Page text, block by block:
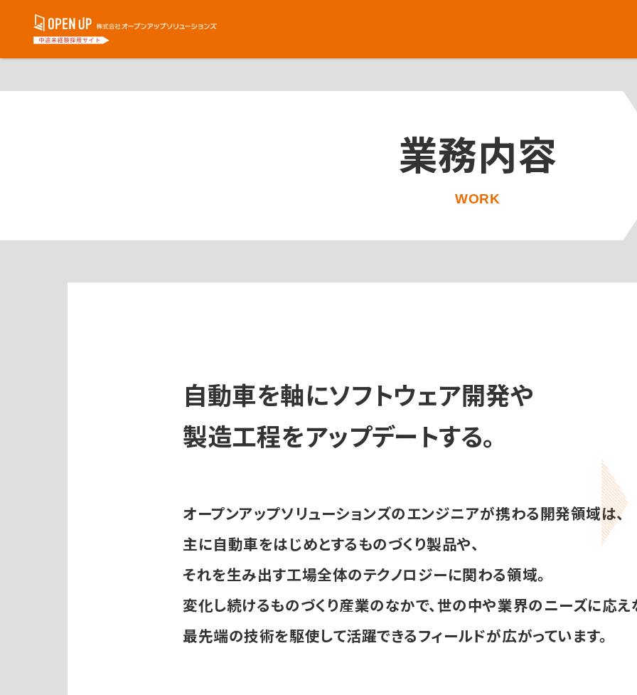
業務内容
WORK
自動車を軸にソフトウェア開発や
製造工程をアップデートする。
オープンアップソリューションズのエンジニアが携わる開発領域は、
主に自動車をはじめとするものづくり製品や、
それを生み出す工場全体のテクノロジーに関わる領域。
変化し続けるものづくり産業のなかで、世の中や業界のニーズに応え
最先端の技術を駆使して活躍できるフィールドが広がっています。